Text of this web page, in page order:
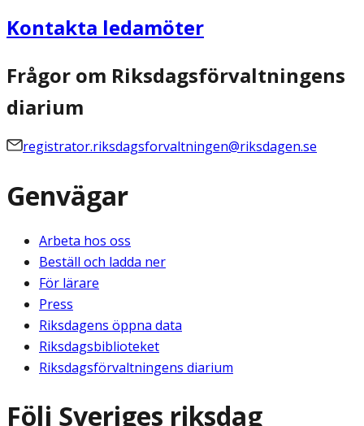
Kontakta ledamöter
Frågor om Riksdagsförvaltningens
diarium
registrator.riksdagsforvaltningen@riksdagen.se
Genvägar
Arbeta hos oss
Beställ och ladda ner
För lärare
Press
Riksdagens öppna data
Riksdagsbiblioteket
Riksdagsförvaltningens diarium
Följ Sveriges riksdag